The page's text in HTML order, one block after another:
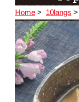
Home > 10langs >